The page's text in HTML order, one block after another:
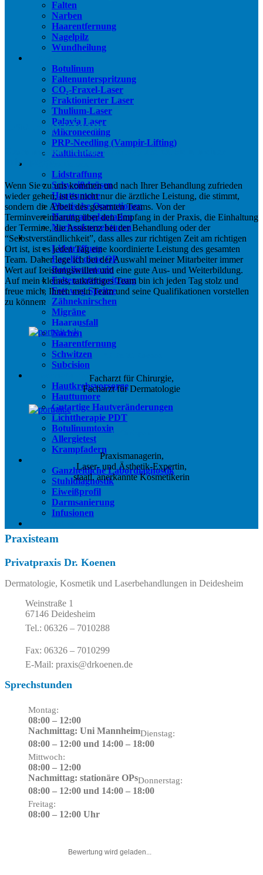
Falten
Narben
Haarentfernung
Nagelpilz
Wundheilung
Botulinum
Faltenunterspritzung
CO₂-Fraxel-Laser
Fraktionierter Laser
Thulium-Laser
Palovia Laser
Mikroneedling
PRP-Needling (Vampir-Lifting)
Kaltlichtlaser
Lidstraffung
Schweißdrüsen
Hauttumore
Plastische Operationen
Hauttransplantation
Narbenkorrekturen
Ästhetik
Lidstraffung
Facelift ohne OP
Botulinumtoxin
Faltenunterspritzung
Fett weg Spritze
Zähneknirschen
Migräne
Haarausfall
Narben
Haarentfernung
Schwitzen
Subcision
Dermatologie
Hautkrebsvorsorge
Hauttumore
Gutartige Hautveränderungen
Lichttherapie PDT
Botulinumtoxin
Allergietest
Krampfadern
Diagnostik und Therapie
Ganzheitliche Labordiagnostik
Stuhldiagnostik
Eiweißprofil
Darmsanierung
Infusionen
Das Praxisteam
Zusammen mit meinem Team begrüße ich Sie in meiner
Privatpraxis.
Wenn Sie zu uns kommen und nach Ihrer Behandlung zufrieden
wieder gehen, ist es nicht nur die ärztliche Leistung, die stimmt,
sondern die Arbeit des gesamten Teams. Von der
Terminvereinbarung über den Empfang in der Praxis, die Einhaltung
der Termine, die Assistenz bei der Behandlung oder der
“Selbstverständlichkeit”, dass alles zur richtigen Zeit am richtigen
Ort ist, ist es jeden Tag eine koordinierte Leistung des gesamten
Team. Daher lege ich bei der Auswahl meiner Mitarbeiter immer
Wert auf Leistungswillen und eine gute Aus- und Weiterbildung.
Auf mein kleines, tatkräftiges Team bin ich jeden Tag stolz und
freue mich, Ihnen mein Team und seine Qualifikationen vorstellen
zu können:
Facharzt für Chirurgie,
Facharzt für Dermatologie
E. Chrispens
Praxismanagerin,
Laser- und Ästhetik-Expertin,
staatl. anerkannte Kosmetikerin
Praxisteam
Privatpraxis Dr. Koenen
Dermatologie, Kosmetik und Laserbehandlungen in Deidesheim
Weinstraße 1
67146 Deidesheim
Tel.: 06326 – 7010288
Fax: 06326 – 7010299
E-Mail: praxis@drkoenen.de
Sprechstunden
Montag:
08:00 – 12:00
Nachmittag: Uni MannheimDienstag:
08:00 – 12:00 und 14:00 – 18:00
Mittwoch:
08:00 – 12:00
Nachmittag: stationäre OPsDonnerstag:
08:00 – 12:00 und 14:00 – 18:00
Freitag:
08:00 – 12:00 Uhr
Bewertung wird geladen...